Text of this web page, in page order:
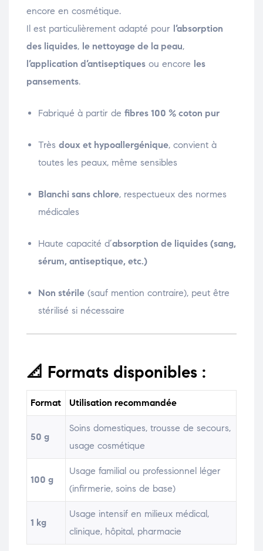
encore en cosmétique.
Il est particulièrement adapté pour l’absorption
des liquides, le nettoyage de la peau,
l’application d’antiseptiques ou encore les
pansements.
Fabriqué à partir de fibres 100 % coton pur
Très doux et hypoallergénique, convient à
toutes les peaux, même sensibles
Blanchi sans chlore, respectueux des normes
médicales
Haute capacité d’absorption de liquides (sang,
sérum, antiseptique, etc.)
Non stérile (sauf mention contraire), peut être
stérilisé si nécessaire
📐 Formats disponibles :
Format Utilisation recommandée
50 g
Soins domestiques, trousse de secours,
usage cosmétique
100 g
Usage familial ou professionnel léger
(infirmerie, soins de base)
1 kg
Usage intensif en milieux médical,
clinique, hôpital, pharmacie